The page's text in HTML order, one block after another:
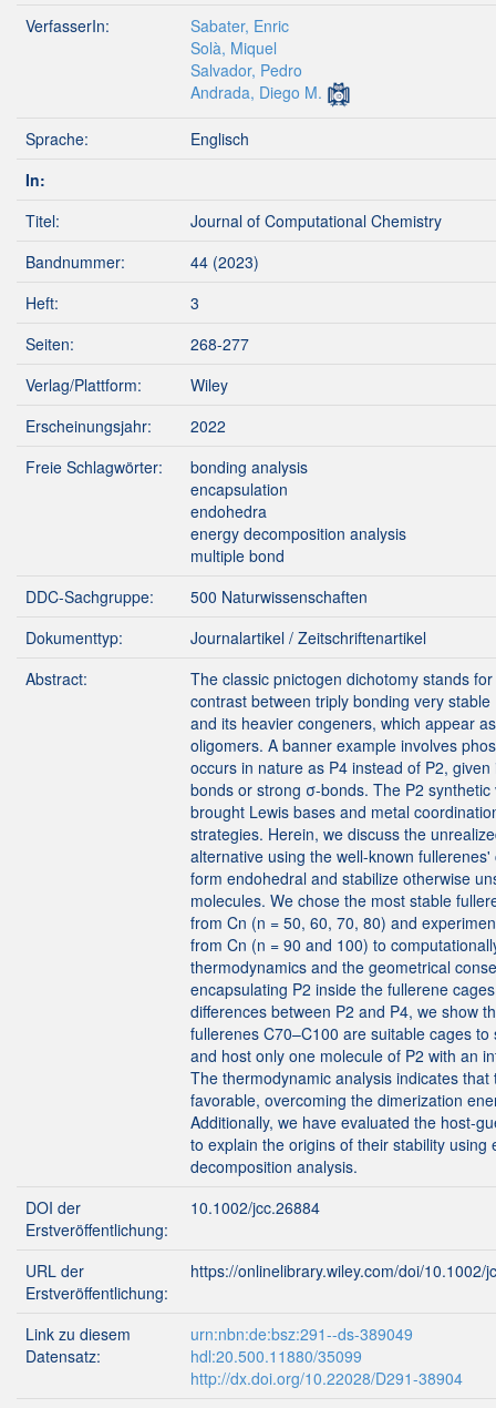
VerfasserIn:
Sabater, Enric
Solà, Miquel
Salvador, Pedro
Andrada, Diego M.
Sprache:
Englisch
In:
Titel:
Journal of Computational Chemistry
Bandnummer:
44 (2023)
Heft:
3
Seiten:
268-277
Verlag/Plattform:
Wiley
Erscheinungsjahr:
2022
Freie Schlagwörter:
bonding analysis
encapsulation
endohedra
energy decomposition analysis
multiple bond
DDC-Sachgruppe:
500 Naturwissenschaften
Dokumenttyp:
Journalartikel / Zeitschriftenartikel
Abstract:
The classic pnictogen dichotomy stands
contrast between triply bonding very stable
and its heavier congeners, which appear
oligomers. A banner example involves
occurs in nature as P4 instead of P2,
bonds or strong σ-bonds. The P2 synthetic
brought Lewis bases and metal
strategies. Herein, we discuss the
alternative using the well-known fullerenes'
form endohedral and stabilize otherwise
molecules. We chose the most stable
from Cn (n = 50, 60, 70, 80) and
from Cn (n = 90 and 100) to
thermodynamics and the geometrical
encapsulating P2 inside the fullerene
differences between P2 and P4, we show
fullerenes C70–C100 are suitable cages to
and host only one molecule of P2 with an
The thermodynamic analysis indicates that
favorable, overcoming the dimerization
Additionally, we have evaluated the host-
to explain the origins of their stability using
decomposition analysis.
DOI der
Erstveröffentlichung:
10.1002/jcc.26884
URL der
Erstveröffentlichung:
https://onlinelibrary.wiley.com/doi/10.1002/
Link zu diesem
Datensatz:
urn:nbn:de:bsz:291--ds-389049
hdl:20.500.11880/35099
http://dx.doi.org/10.22028/D291-38904